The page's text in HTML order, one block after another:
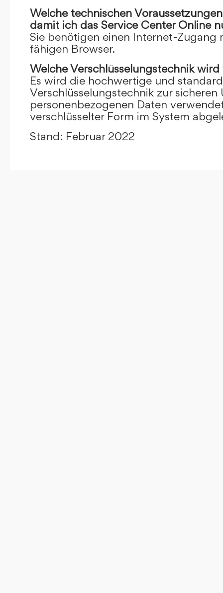
Welche technischen
damit ich das Service Center Online
Sie benötigen einen Internet-Zugang
fähigen Browser.
Welche Verschlüsselungstechnik
Es wird die hochwertige und
Verschlüsselungstechnik zur
personenbezogenen Daten
verschlüsselter Form im System
Stand: Februar 2022